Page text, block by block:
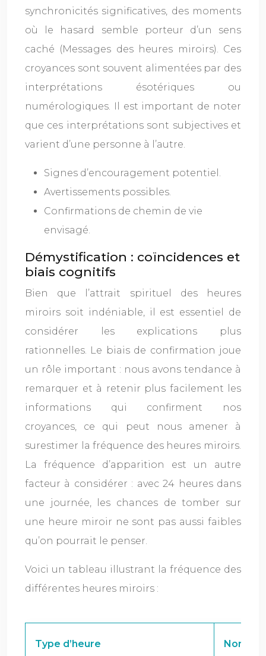
synchronicités significatives, des moments
où le hasard semble porteur d’un sens
caché (Messages des heures miroirs). Ces
croyances sont souvent alimentées par des
interprétations ésotériques ou
numérologiques. Il est important de noter
que ces interprétations sont subjectives et
varient d’une personne à l’autre.
Signes d’encouragement potentiel.
Avertissements possibles.
Confirmations de chemin de vie
envisagé.
Démystification : coïncidences et
biais cognitifs
Bien que l’attrait spirituel des heures
miroirs soit indéniable, il est essentiel de
considérer les explications plus
rationnelles. Le biais de confirmation joue
un rôle important : nous avons tendance à
remarquer et à retenir plus facilement les
informations qui confirment nos
croyances, ce qui peut nous amener à
surestimer la fréquence des heures miroirs.
La fréquence d’apparition est un autre
facteur à considérer : avec 24 heures dans
une journée, les chances de tomber sur
une heure miroir ne sont pas aussi faibles
qu’on pourrait le penser.
Voici un tableau illustrant la fréquence des
différentes heures miroirs :
Type d’heure